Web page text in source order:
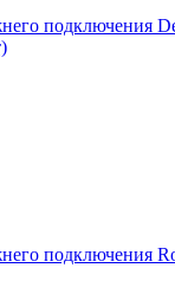
подключения
подключения